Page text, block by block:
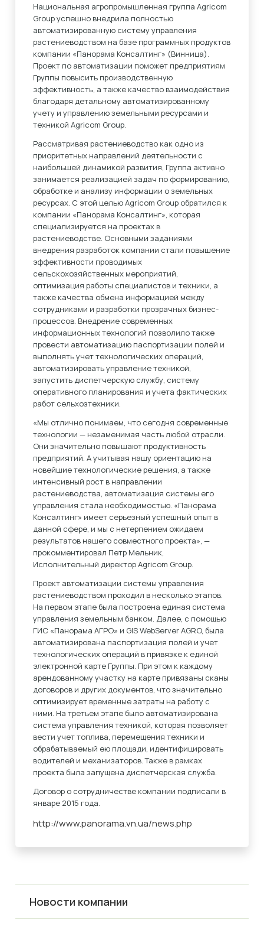
Национальная агропромышленная группа Agricom
Group успешно внедрила полностью
автоматизированную систему управления
растениеводством на базе программных продуктов
компании «Панорама Консалтинг» (Винница).
Проект по автоматизации поможет предприятиям
Группы повысить производственную
эффективность, а также качество взаимодействия
благодаря детальному автоматизированному
учету и управлению земельными ресурсами и
техникой Agricom Group.
Рассматривая растениеводство как одно из
приоритетных направлений деятельности с
наибольшей динамикой развития, Группа активно
занимается реализацией задач по формированию,
обработке и анализу информации о земельных
ресурсах. С этой целью Agricom Group обратился к
компании «Панорама Консалтинг», которая
специализируется на проектах в
растениеводстве. Основными заданиями
внедрения разработок компании стали повышение
эффективности проводимых
сельскохозяйственных мероприятий,
оптимизация работы специалистов и техники, а
также качества обмена информацией между
сотрудниками и разработки прозрачных бизнес-
процессов. Внедрение современных
информационных технологий позволило также
провести автоматизацию паспортизации полей и
выполнять учет технологических операций,
автоматизировать управление техникой,
запустить диспетчерскую службу, систему
оперативного планирования и учета фактических
работ сельхозтехники.
«Мы отлично понимаем, что сегодня современные
технологии — незаменимая часть любой отрасли.
Они значительно повышают продуктивность
предприятий. А учитывая нашу ориентацию на
новейшие технологические решения, а также
интенсивный рост в направлении
растениеводства, автоматизация системы его
управления стала необходимостью. «Панорама
Консалтинг» имеет серьезный успешный опыт в
данной сфере, и мы с нетерпением ожидаем
результатов нашего совместного проекта», —
прокомментировал Петр Мельник,
Исполнительный директор Agricom Group.
Проект автоматизации системы управления
растениеводством проходил в несколько этапов.
На первом этапе была построена единая система
управления земельным банком. Далее, с помощью
ГИС «Панорама АГРО» и GIS WebServer AGRO, была
автоматизирована паспортизация полей и учет
технологических операций в привязке к единой
электронной карте Группы. При этом к каждому
арендованному участку на карте привязаны сканы
договоров и других документов, что значительно
оптимизирует временные затраты на работу с
ними. На третьем этапе было автоматизирована
система управления техникой, которая позволяет
вести учет топлива, перемещения техники и
обрабатываемый ею площади, идентифицировать
водителей и механизаторов. Также в рамках
проекта была запущена диспетчерская служба.
Договор о сотрудничестве компании подписали в
январе 2015 года.
http://www.panorama.vn.ua/news.php
Новости компании